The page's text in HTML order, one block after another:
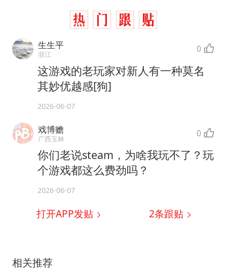
生生平
浙江 0
这游戏的老玩家对新人有一种莫名
其妙优越感[狗]
2026-06-07
戏博赡
广西玉林 0
你们老说steam，为啥我玩不了？玩
个游戏都这么费劲吗？
2026-06-07
打开APP发贴 2条跟贴
相关推荐